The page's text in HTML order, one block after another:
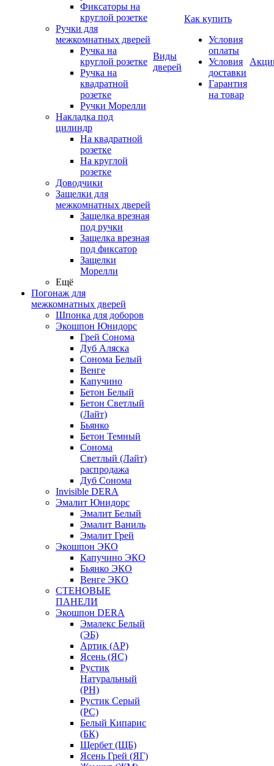
Фиксаторы на
круглой розетке
Ручки для
межкомнатных дверей
Ручка на
круглой розетке
Ручка на
квадратной
розетке
Ручки Морелли
Накладка под
цилиндр
На квадратной
розетке
На круглой
розетке
Доводчики
Защелки для
межкомнатных дверей
Защелка врезная
под ручки
Защелка врезная
под фиксатор
Защелки
Морелли
Ещё
Погонаж для
межкомнатных дверей
Шпонка для доборов
Экошпон Юнидорс
Грей Сонома
Дуб Аляска
Сонома Белый
Венге
Капучино
Бетон Белый
Бетон Светлый
(Лайт)
Бьянко
Бетон Темный
Сонома
Светлый (Лайт)
распродажа
Дуб Сонома
Invisible DERA
Эмалит Юнидорс
Эмалит Белый
Эмалит Ваниль
Эмалит Грей
Экошпон ЭКО
Капучино ЭКО
Бьянко ЭКО
Венге ЭКО
СТЕНОВЫЕ
ПАНЕЛИ
Экошпон DERA
Эмалекс Белый
(ЭБ)
Артик (АР)
Ясень (ЯС)
Рустик
Натуральный
(РН)
Рустик Серый
(РС)
Белый Кипарис
(БК)
Щербет (ЩБ)
Ясень Грей (ЯГ)
Виды
дверей
Как купить
Условия
оплаты
Условия
доставки
Гарантия
на товар